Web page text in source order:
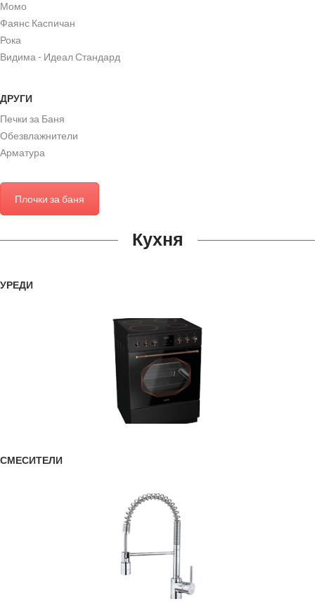
Момо
Фаянс Каспичан
Рока
Видима - Идеал Стандард
ДРУГИ
Печки за Баня
Обезвлажнители
Арматура
Плочки за баня
Кухня
УРЕДИ
СМЕСИТЕЛИ